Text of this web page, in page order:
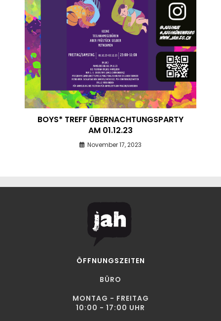
BOYS* TREFF ÜBERNACHTUNGSPARTY
AM 01.12.23
November 17, 2023
ÖFFNUNGSZEITEN
BÜRO
MONTAG - FREITAG
10:00 - 17:00 UHR